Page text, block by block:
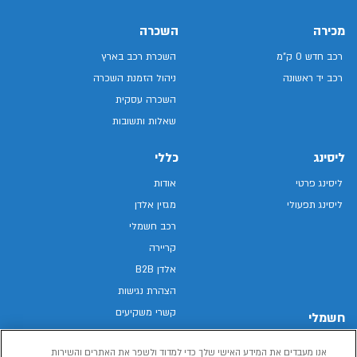
מכירה
רכב חדש 0 ק"מ
רכב יד ראשונה
השכרה
השכרת רכב בארץ
ניהול הזמנת השכרה
השכרה עסקית
שאלות ותשובות
ליסינג
ליסינג פרטי
ליסינג תפעולי
חשמלי
כללי
אודות
מגזין אלדן
רכב חשמלי
קריירה
אלדן B2B
הצהרת נגישות
קשרי משקיעים
מפת האתר
אנו מעבדים את המידע האישי שלך כדי למדוד ולשפר את האתרים והשירות